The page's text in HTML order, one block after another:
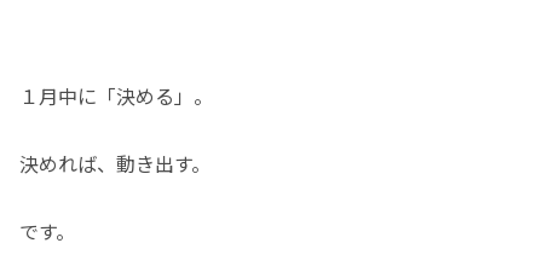
１月中に「決める」。
決めれば、動き出す。
です。